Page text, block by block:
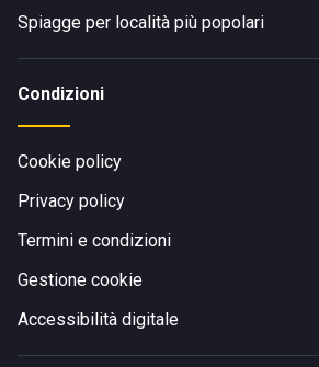
Spiagge per località più popolari
Condizioni
Cookie policy
Privacy policy
Termini e condizioni
Gestione cookie
Accessibilità digitale